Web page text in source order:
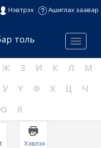
Нэвтрэх Ашиглах заавар
Menu
толь
Ж З И К Л
М
У Ү Ф Х Ц
Ч
Я
Хэвлэх